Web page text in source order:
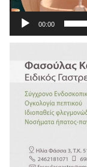
00:00